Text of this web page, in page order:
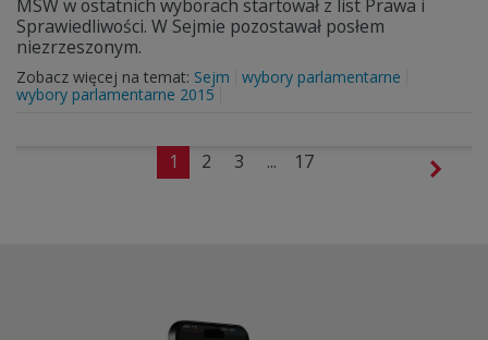
MSW w ostatnich wyborach startował z list Prawa i
Sprawiedliwości. W Sejmie pozostawał posłem
niezrzeszonym.
Zobacz więcej na temat: Sejm
wybory parlamentarne
wybory parlamentarne 2015
1 2 3 ... 17